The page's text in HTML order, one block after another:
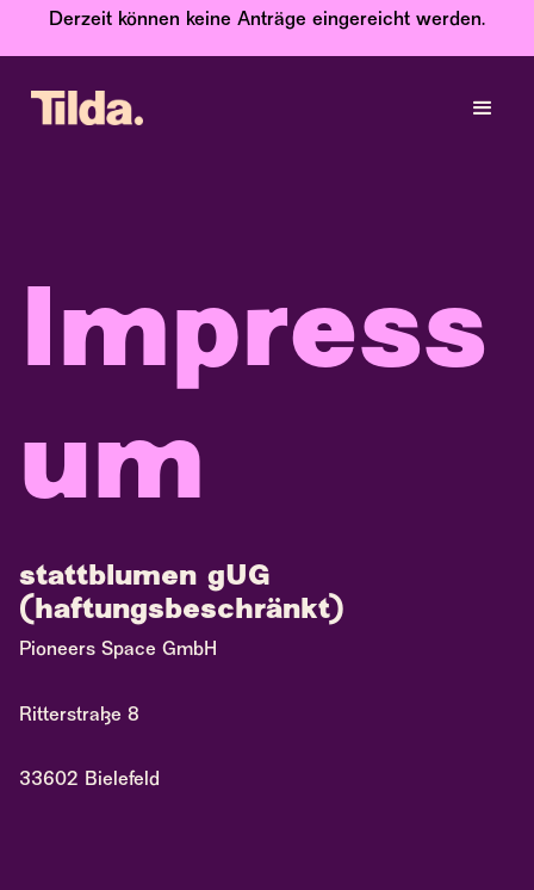
Derzeit können keine Anträge eingereicht werden.
Impress
um
stattblumen gUG
(haftungsbeschränkt)
Pioneers Space GmbH
Ritterstraße 8
33602 Bielefeld